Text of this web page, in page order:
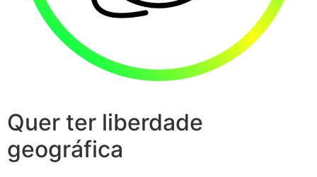
Quer ter liberdade
geográfica